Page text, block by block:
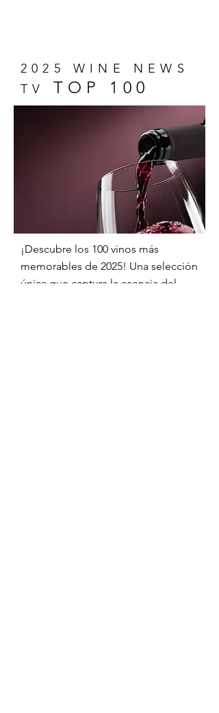
2025 WINE NEWS
TV TOP 100
¡Descubre los 100 vinos más
memorables de 2025! Una selección
única que captura la esencia del